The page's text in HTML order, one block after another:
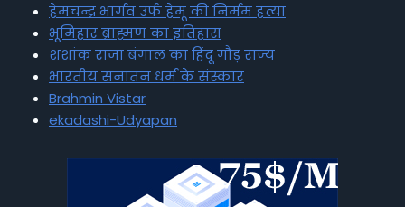
हेमचन्द्र भार्गव उर्फ हेमू की निर्मम हत्या
भूमिहार ब्राह्मण का इतिहास
शशांक राजा बंगाल का हिंदू गौड़ राज्य
भारतीय सनातन धर्म के संस्कार
Brahmin Vistar
ekadashi-Udyapan